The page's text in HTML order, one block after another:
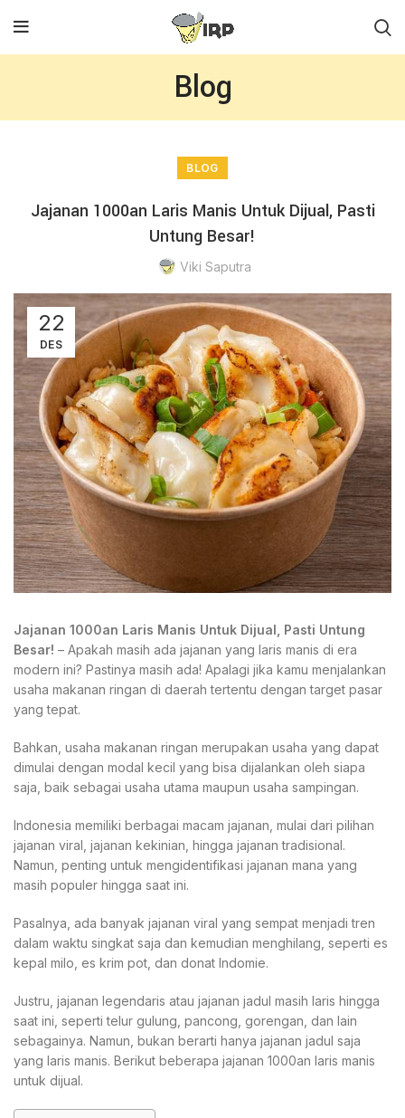
Blog
BLOG
Jajanan 1000an Laris Manis Untuk Dijual, Pasti
Untung Besar!
Viki Saputra
22
DES
Jajanan 1000an Laris Manis Untuk Dijual, Pasti Untung
Besar! – Apakah masih ada jajanan yang laris manis di era
modern ini? Pastinya masih ada! Apalagi jika kamu menjalankan
usaha makanan ringan di daerah tertentu dengan target pasar
yang tepat.
Bahkan, usaha makanan ringan merupakan usaha yang dapat
dimulai dengan modal kecil yang bisa dijalankan oleh siapa
saja, baik sebagai usaha utama maupun usaha sampingan.
Indonesia memiliki berbagai macam jajanan, mulai dari pilihan
jajanan viral, jajanan kekinian, hingga jajanan tradisional.
Namun, penting untuk mengidentifikasi jajanan mana yang
masih populer hingga saat ini.
Pasalnya, ada banyak jajanan viral yang sempat menjadi tren
dalam waktu singkat saja dan kemudian menghilang, seperti es
kepal milo, es krim pot, dan donat Indomie.
Justru, jajanan legendaris atau jajanan jadul masih laris hingga
saat ini, seperti telur gulung, pancong, gorengan, dan lain
sebagainya. Namun, bukan berarti hanya jajanan jadul saja
yang laris manis. Berikut beberapa jajanan 1000an laris manis
untuk dijual.